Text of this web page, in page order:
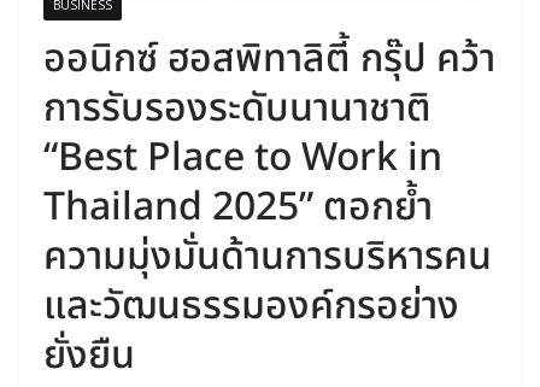
BUSINESS
ออนิกซ์ ฮอสพิทาลิตี้ กรุ๊ป คว้า
การรับรองระดับนานาชาติ
“Best Place to Work in
Thailand 2025” ตอกย้ำ
ความมุ่งมั่นด้านการบริหารคน
และวัฒนธรรมองค์กรอย่าง
ยั่งยืน